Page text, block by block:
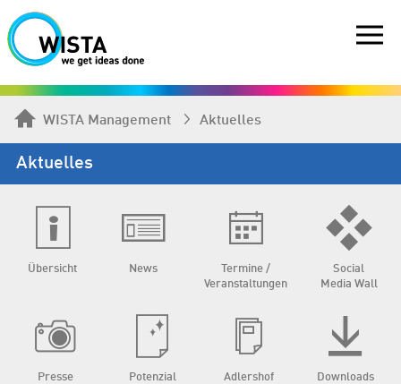
WISTA Management Aktuelles
Aktuelles
Übersicht News
Termine /
Veranstaltungen
Social
Media Wall
Presse
Potenzial
Adlershof
Downloads